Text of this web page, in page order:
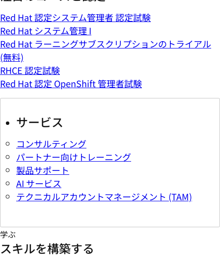
Red Hat 認定システム管理者 認定試験
Red Hat システム管理 I
Red Hat ラーニングサブスクリプションのトライアル
(無料)
RHCE 認定試験
Red Hat 認定 OpenShift 管理者試験
サービス
コンサルティング
パートナー向けトレーニング
製品サポート
AI サービス
テクニカルアカウントマネージメント (TAM)
学ぶ
スキルを構築する